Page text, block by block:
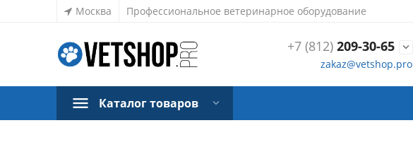
Москва Профессиональное ветеринарное оборудование
+7 (812)209-30-65 
zakaz@vetshop.pro
Каталог товаров